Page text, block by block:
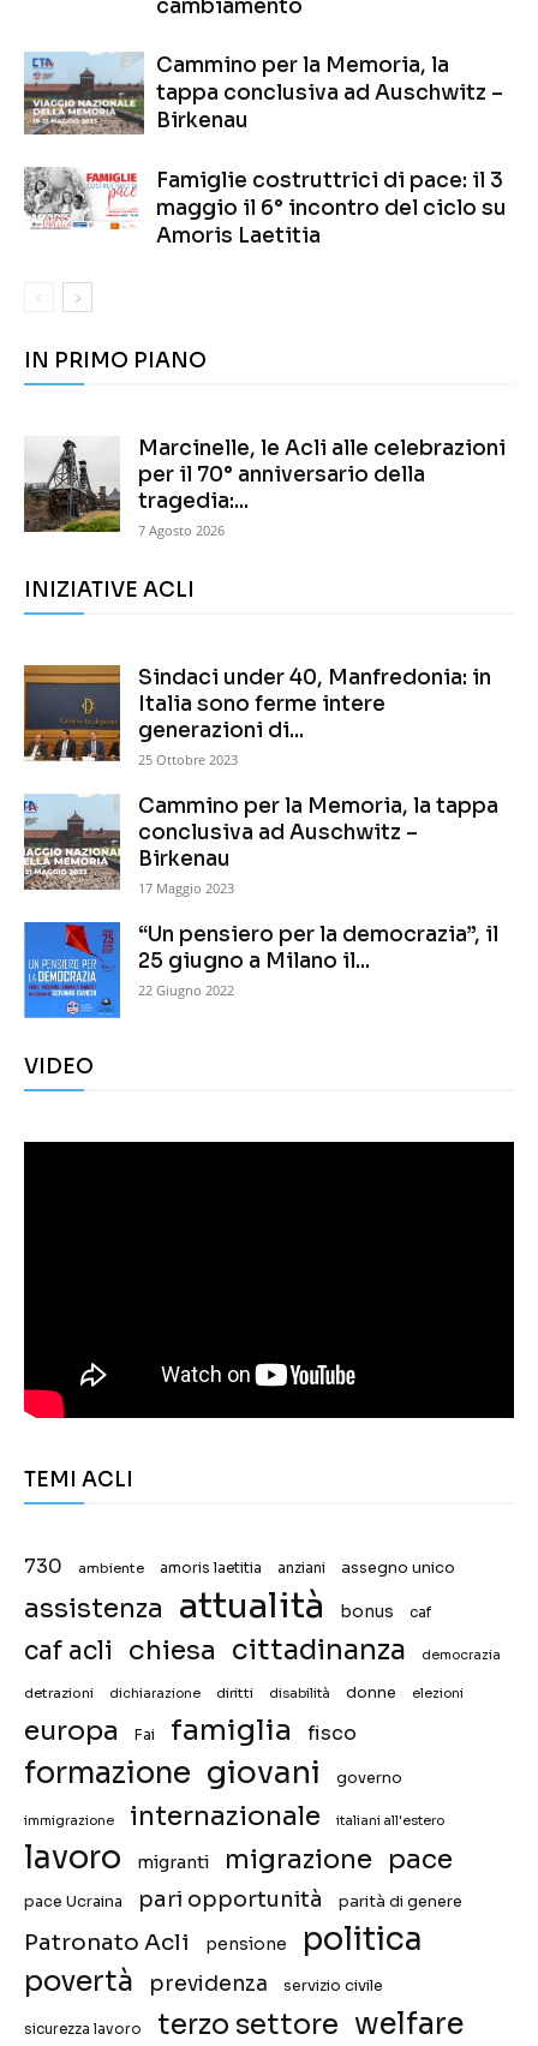
cambiamento
Cammino per la Memoria, la
tappa conclusiva ad Auschwitz –
Birkenau
Famiglie costruttrici di pace: il 3
maggio il 6° incontro del ciclo su
Amoris Laetitia
IN PRIMO PIANO
Marcinelle, le Acli alle celebrazioni
per il 70° anniversario della
tragedia:...
7 Agosto 2026
INIZIATIVE ACLI
Sindaci under 40, Manfredonia: in
Italia sono ferme intere
generazioni di...
25 Ottobre 2023
Cammino per la Memoria, la tappa
conclusiva ad Auschwitz –
Birkenau
17 Maggio 2023
“Un pensiero per la democrazia”, il
25 giugno a Milano il...
22 Giugno 2022
VIDEO
TEMI ACLI
730 ambiente amoris laetitia anziani assegno unico
assistenza attualità bonus caf
caf acli chiesa cittadinanza democrazia
detrazioni dichiarazione diritti disabilità donne elezioni
europa Fai famiglia fisco
formazione giovani governo
immigrazione internazionale italiani all'estero
lavoro migranti migrazione pace
pace Ucraina pari opportunità parità di genere
Patronato Acli pensione politica
povertà previdenza servizio civile
sicurezza lavoro terzo settore welfare